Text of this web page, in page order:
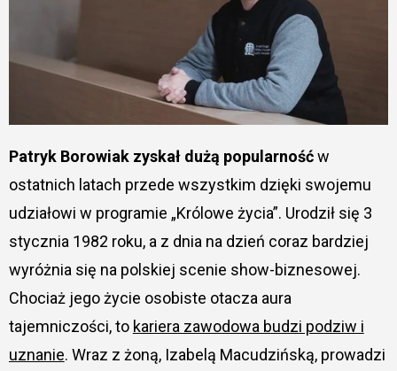
Patryk Borowiak zyskał dużą popularnośćw
ostatnich latach przede wszystkim dzięki swojemu
udziałowi w programie „Królowe życia”. Urodził się 3
stycznia 1982 roku, a z dnia na dzień coraz bardziej
wyróżnia się na polskiej scenie show-biznesowej.
Chociaż jego życie osobiste otacza aura
tajemniczości, to kariera zawodowa budzi podziw i
uznanie. Wraz z żoną, Izabelą Macudzińską, prowadzi